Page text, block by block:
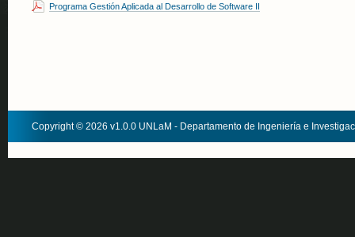
Programa Gestión Aplicada al Desarrollo de Software II
Copyright © 2026 v1.0.0 UNLaM - Departamento de Ingeniería e